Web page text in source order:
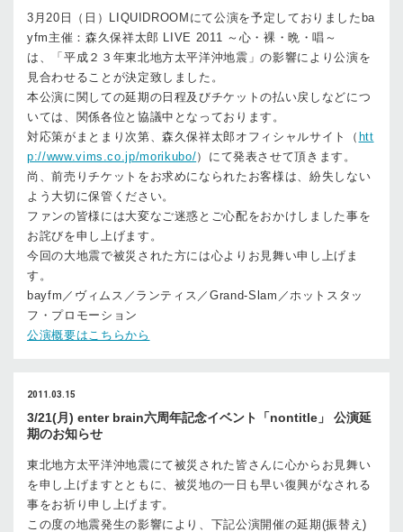
3月20日（日）LIQUIDROOMにて公演を予定しておりましたba
yfm主催：森久保祥太郎 LIVE 2011 ～心・裸・晩・唱～
は、「平成２３年東北地方太平洋沖地震」の影響により公演を
見合わせることが決定致しました。
本公演に関しての延期の日程及びチケットの払い戻しなどにつ
いては、関係各位と協議中となっております。
対応策がまとまり次第、森久保祥太郎オフィシャルサイト（ htt
p://www.vims.co.jp/morikubo/）にて発表させて頂きます。
尚、前売りチケットをお求めになられたお客様は、紛失しない
よう大切に保管ください。
ファンの皆様には大変なご迷惑とご心配をおかけしました事を
お詫びを申し上げます。
今回の大地震で被災された方には心よりお見舞い申し上げま
す。
bayfm／ヴィムス／ランティス／Grand-Slam／ホットスタッ
フ・プロモーション
公演概要はこちらから
2011.03.15
3/21(月) enter brain六周年記念イベント「nontitle」 公演延
期のお知らせ
東北地方太平洋沖地震にて被災された皆さんに心からお見舞い
を申し上げますとともに、被災地の一日も早い復興がなされる
事をお祈り申し上げます。
この度の地震発生の影響により、下記公演開催の延期(振替え)